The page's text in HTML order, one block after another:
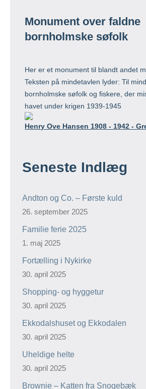
Monument over faldne
bornholmske søfolk
Her er et monument til blandt andet
Teksten på mindetavlen lyder: Til
bornholmske søfolk og fiskere, der
havet under krigen 1939-1945
Henry Ove Hansen 1908 - 1942 -
Seneste Indlæg
Andton og Co. – Første kuld
26. september 2025
Familie ferie 2025
1. maj 2025
Fortælling i Nykirke
30. april 2025
Shopping- og hyggetur
30. april 2025
Ekkodalshuset og Ekkodalen
30. april 2025
Uheldige helte
30. april 2025
Brownie – Katten fra Snogebæk